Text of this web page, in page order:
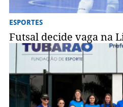
ESPORTES
Futsal decide vaga na